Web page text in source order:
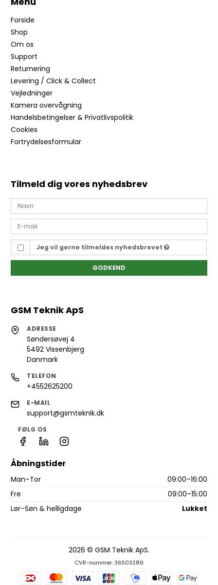
Forside
Shop
Om os
Support
Returnering
Levering / Click & Collect
Vejledninger
Kamera overvågning
Handelsbetingelser & Privatlivspolitik
Cookies
Fortrydelsesformular
Tilmeld dig vores nyhedsbrev
Jeg vil gerne tilmeldes nyhedsbrevet
GODKEND
GSM Teknik ApS
ADRESSE
Søndersøvej 4
5492 Vissenbjerg
Danmark
TELEFON
+4552625200
E-MAIL
support@gsmteknik.dk
FØLG OS
Åbningstider
Man–Tor
09:00–16:00
Fre
09:00–15:00
Lør–Søn & helligdage
Lukket
2026 © GSM Teknik ApS.
CVR-nummer: 36503289